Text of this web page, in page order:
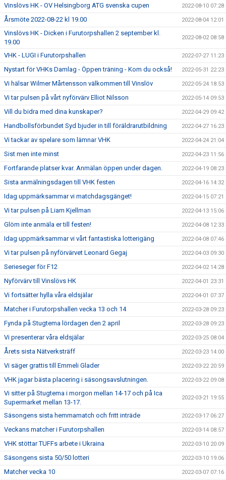
Vinslövs HK - OV Helsingborg ATG svenska cupen 2022-08-10 07:28
Årsmöte 2022-08-22 kl 19.00 2022-08-04 12:01
Vinslövs HK - Dicken i Furutorpshallen 2 september kl.
19.00
2022-08-02 08:58
VHK - LUGI i Furutorpshallen 2022-07-27 11:23
Nystart för VHKs Damlag - Öppen träning - Kom du också! 2022-05-31 22:23
Vi hälsar Wilmer Mårtensson välkommen till Vinslöv 2022-05-24 18:53
Vi tar pulsen på vårt nyförvärv Elliot Nilsson 2022-05-14 09:53
Vill du bidra med dina kunskaper? 2022-04-29 09:42
Handbollsförbundet Syd bjuder in till föräldrarutbildning 2022-04-27 16:23
Vi tackar av spelare som lämnar VHK 2022-04-24 21:04
Sist men inte minst 2022-04-23 11:56
Fortfarande platser kvar. Anmälan öppen under dagen. 2022-04-19 08:23
Sista anmälningsdagen till VHK festen 2022-04-16 14:32
Idag uppmärksammar vi matchdagsgänget! 2022-04-15 07:21
Vi tar pulsen på Liam Kjellman 2022-04-13 15:06
Glöm inte anmäla er till festen! 2022-04-08 12:33
Idag uppmärksammar vi vårt fantastiska lotterigäng 2022-04-08 07:46
Vi tar pulsen på nyförvärvet Leonard Gegaj 2022-04-03 09:30
Serieseger för F12 2022-04-02 14:28
Nyförvärv till Vinslövs HK 2022-04-01 23:31
Vi fortsätter hylla våra eldsjälar 2022-04-01 07:37
Matcher i Furutorpshallen vecka 13 och 14 2022-03-28 09:23
Fynda på Stugtema lördagen den 2 april 2022-03-28 09:23
Vi presenterar våra eldsjälar 2022-03-25 08:04
Årets sista Nätverksträff 2022-03-23 14:00
Vi säger grattis till Emmeli Glader 2022-03-22 20:59
VHK jagar bästa placering i säsongsavslutningen. 2022-03-22 09:08
Vi sitter på Stugtema i morgon mellan 14-17 och på Ica
Supermarket mellan 13-17.
2022-03-21 19:55
Säsongens sista hemmamatch och fritt inträde 2022-03-17 06:27
Veckans matcher i Furutorpshallen 2022-03-14 08:57
VHK stöttar TUFFs arbete i Ukraina 2022-03-10 20:09
Säsongens sista 50/50 lotteri 2022-03-10 19:06
Matcher vecka 10 2022-03-07 07:16